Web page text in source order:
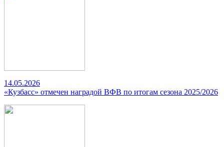
14.05.2026
«Кузбасс» отмечен наградой ВФВ по итогам сезона 2025/2026